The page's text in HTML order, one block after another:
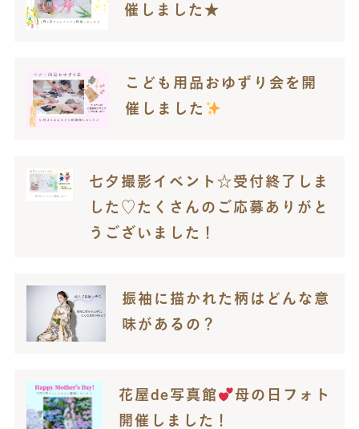
催しました★
こども用品おゆずり会を開
催しました
七夕撮影イベント☆受付終了しま
した♡たくさんのご応募ありがと
うございました！
振袖に描かれた柄はどんな意
味があるの？
花屋de写真館
母の日フォト
開催しました！